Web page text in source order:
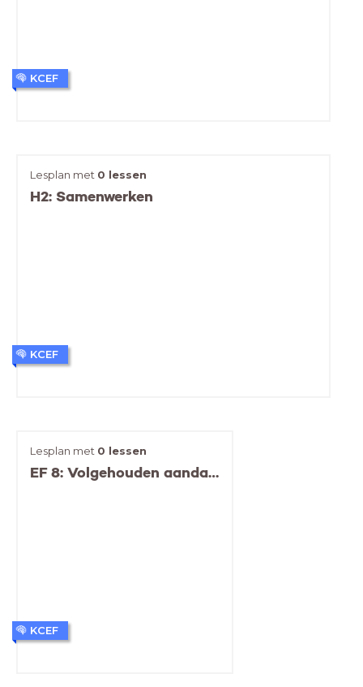
KCEF
Lesplan met 0 lessen
H2: Samenwerken
KCEF
Lesplan met 0 lessen
EF 8: Volgehouden aandacht
KCEF